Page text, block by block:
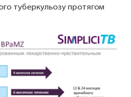
туберкульозу протягом